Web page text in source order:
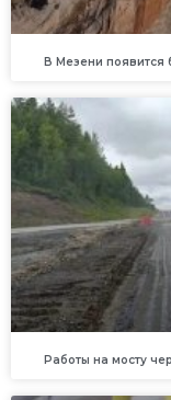
В Мезени
Работы на мосту